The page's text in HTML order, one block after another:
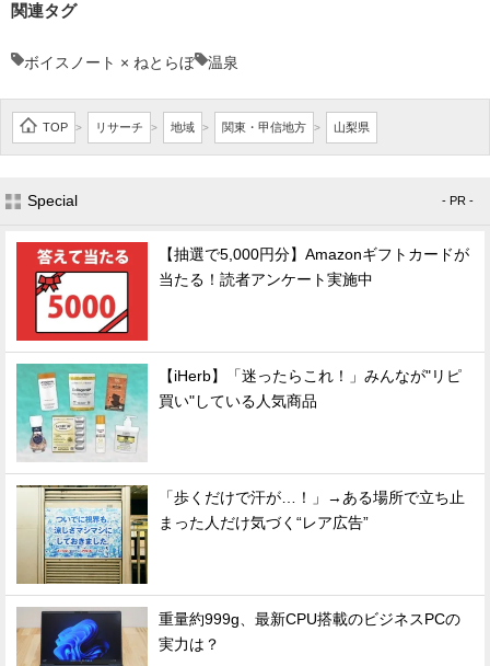
関連タグ
ボイスノート × ねとらぼ 温泉
TOP > リサーチ > 地域 > 関東・甲信地方 > 山梨県
Special - PR -
【抽選で5,000円分】Amazonギフトカードが
当たる！読者アンケート実施中
【iHerb】「迷ったらこれ！」みんなが"リピ
買い"している人気商品
「歩くだけで汗が…！」→ある場所で立ち止
まった人だけ気づく“レア広告”
重量約999g、最新CPU搭載のビジネスPCの
実力は？